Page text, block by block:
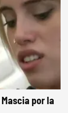
por la